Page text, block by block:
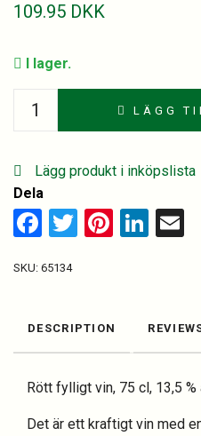
109.95 DKK
I lager.
Campillo
Reserva
LÄGG
Lägg produkt i inköpslista
Dela
Facebook
Twitter
SKU: 65134
DESCRIPTION
Rött fylligt vin, 75 cl, 13,5 %
Det är ett kraftigt vin med